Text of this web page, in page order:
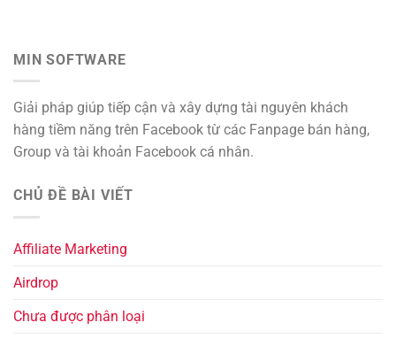
MIN SOFTWARE
Giải pháp giúp tiếp cận và xây dựng tài nguyên khách
hàng tiềm năng trên Facebook từ các Fanpage bán hàng,
Group và tài khoản Facebook cá nhân.
CHỦ ĐỀ BÀI VIẾT
Affiliate Marketing
Airdrop
Chưa được phân loại